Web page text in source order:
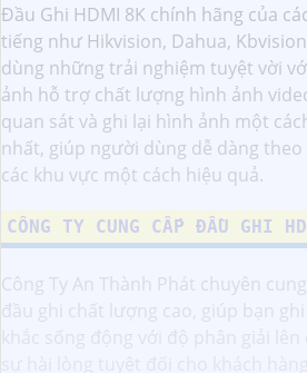
Đầu Ghi HDMI 8K chính hãng của
tiếng như Hikvision, Dahua,
dùng những trải nghiệm tuyệt vời
ảnh hỗ trợ chất lượng hình ảnh
quan sát và ghi lại hình ảnh một
nhất, giúp người dùng dễ dàng
các khu vực một cách hiệu quả.
CÔNG TY CUNG CẤP ĐẦU GHI
Công Ty An Thành Phát chuyên
đầu ghi chất lượng cao, giúp bạn